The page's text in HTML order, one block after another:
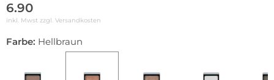
6.90
inkl. Mwst zzgl. Versandkosten
Farbe: Hellbraun